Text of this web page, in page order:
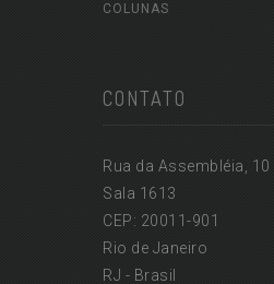
COLUNAS
CONTATO
Rua da Assembléia, 10
Sala 1613
CEP: 20011-901
Rio de Janeiro
RJ - Brasil